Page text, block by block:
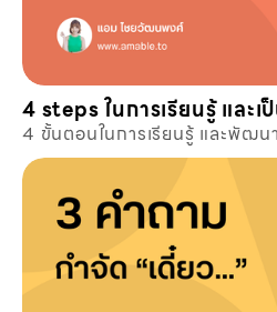
4 steps ในการเรียนรู้ และ
4 ขั้นตอนในการเรียนรู้ และพัฒน